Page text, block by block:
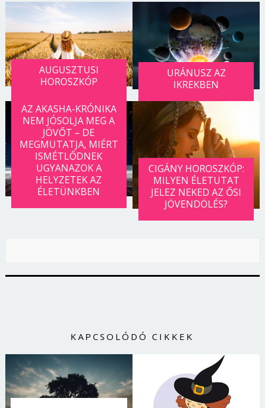
AUGUSZTUSI
HOROSZKÓP
URÁNUSZ AZ
IKREKBEN
AZ AKASHA-KRÓNIKA
NEM JÓSOLJA MEG A
JÖVŐT – DE
MEGMUTATJA, MIÉRT
ISMÉTLŐDNEK
UGYANAZOK A
HELYZETEK AZ
ÉLETÜNKBEN
CIGÁNY HOROSZKÓP:
MILYEN ÉLETUTAT
JELEZ NEKED AZ ŐSI
JÖVENDÖLÉS?
KAPCSOLÓDÓ CIKKEK